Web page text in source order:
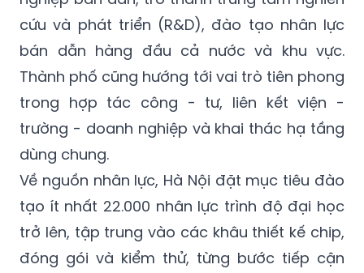
cứu và phát triển (R&D), đào tạo nhân lực
bán dẫn hàng đầu cả nước và khu vực.
Thành phố cũng hướng tới vai trò tiên phong
trong hợp tác công - tư, liên kết viện -
trường - doanh nghiệp và khai thác hạ tầng
dùng chung.
Về nguồn nhân lực, Hà Nội đặt mục tiêu đào
tạo ít nhất 22.000 nhân lực trình độ đại học
trở lên, tập trung vào các khâu thiết kế chip,
đóng gói và kiểm thử, từng bước tiếp cận